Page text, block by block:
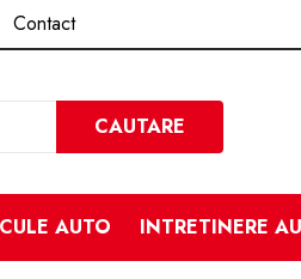
Contact
Cautare
CAUTARE
AUTO INTRETINERE